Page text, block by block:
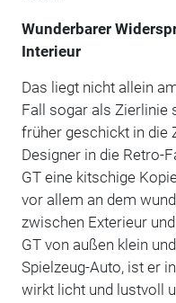
Wunderbarer
Interieur
Das liegt nicht allein
Fall sogar als Zierlinie
früher geschickt in die
Designer in die Retro-
GT eine kitschige
vor allem an dem
zwischen Exterieur
GT von außen klein
Spielzeug-Auto, ist er
wirkt licht und lustvoll